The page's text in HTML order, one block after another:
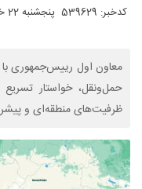
کدخبر: 539629 پنجشنبه 22 خرداد 1404
معاون اول رییس‌جمهوری
حمل‌ونقل، خواستار
ظرفیت‌های منطقه‌ای و